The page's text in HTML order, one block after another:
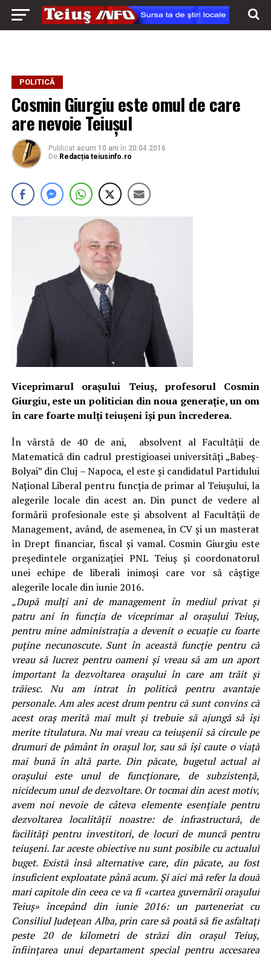
POLITICĂ
Cosmin Giurgiu este omul de care
are nevoie Teiuşul
Publicat acum 10 ani în 20.04.2016
De Redacția teiusinfo.ro
Viceprimarul oraşului Teiuş, profesorul Cosmin
Giurgiu, este un politician din noua generaţie, un om
în care foarte mulţi teiu­şeni îşi pun încrederea.
În vârstă de 40 de ani, absolvent al Facultăţii de
Matematică din cadrul prestigioasei universităţi „Babeş-
Bolyai” din Cluj – Napoca, el este şi candidatul Partidului
Naţional Liberal pentru funcţia de primar al Teiuşului, la
alegerile locale din acest an. Din punct de vedere al
formării profesionale este şi absolvent al Facultăţii de
Management, având, de asemenea, în CV şi un masterat
în Drept financiar, fiscal şi vamal. Cosmin Giurgiu este
preşedintele organizaţiei PNL Teiuş şi coordonatorul
unei echipe de liberali inimoşi care vor să câştige
alegerile locale din iunie 2016.
„După mulţi ani de management în mediul privat şi
patru ani în funcţia de viceprimar al oraşului Teiuş,
pentru mine administraţia a devenit o ecuaţie cu foarte
puţine necunoscute. Sunt în această funcţie pentru că
vreau să lucrez pentru oameni şi vreau să am un aport
important la dezvoltarea oraşului în care am trăit şi
trăiesc. Nu am intrat în politică pentru avantaje
personale. Am ales acest drum pentru că sunt convins că
acest oraş merită mai mult şi trebuie să ajungă să îşi
merite titulatura. Nu mai vreau ca teiuşenii să circule pe
drumuri de pământ în oraşul lor, sau să îşi caute o viaţă
mai bună în altă parte. Din păcate, bugetul actual al
oraşului este unul de funcţionare, de subzistenţă,
nicidecum unul de dezvoltare. Or tocmai din acest motiv,
avem noi nevoie de câteva elemente esenţiale pentru
dezvoltarea localităţii noastre: de infrastructură, de
facilităţi pentru investitori, de locuri de muncă pentru
teiuşeni. Iar aceste obiective nu sunt posibile cu actualul
buget. Există însă alternative care, din păcate, au fost
insuficient exploatate până acum. Şi aici mă refer la două
mari capitole din ceea ce va fi «cartea guvernării oraşului
Teiuş» începând din iunie 2016: un parteneriat cu
Consiliul Judeţean Alba, prin care să poată să fie asfaltaţi
peste 20 de kilometri de străzi din oraşul Teiuş,
înfiinţarea unui departament special pentru accesarea